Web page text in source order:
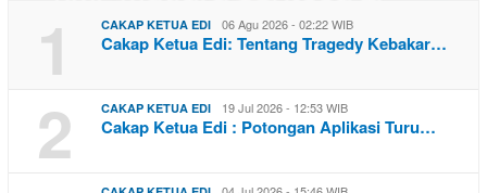
1 CAKAP KETUA EDI 06 Agu 2026 - 02:22 WIB
Cakap Ketua Edi: Tentang Tragedy Kebakar…
2 CAKAP KETUA EDI 19 Jul 2026 - 12:53 WIB
Cakap Ketua Edi : Potongan Aplikasi Turu…